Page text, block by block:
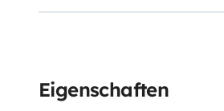
möchten einen respektvollen
Waschbecken für Ihren
Eigenschaften